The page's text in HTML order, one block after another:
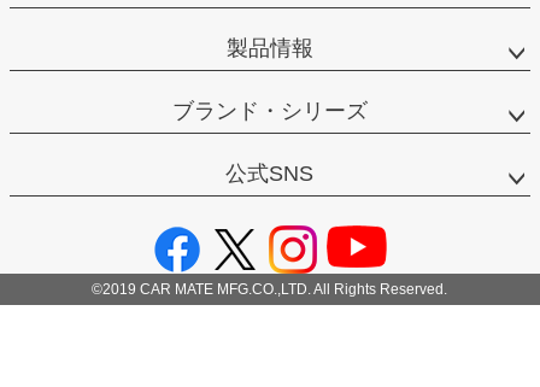
製品情報
ブランド・シリーズ
公式SNS
©2019 CAR MATE MFG.CO.,LTD. All Rights Reserved.